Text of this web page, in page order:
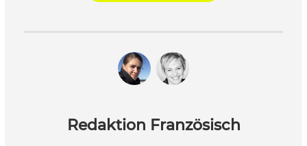
Redaktion Französisch